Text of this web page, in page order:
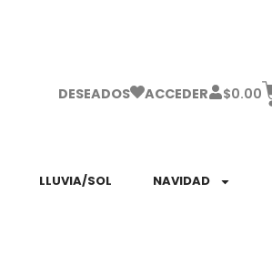
DESEADOS ACCEDER $0.00
LLUVIA/SOL NAVIDAD